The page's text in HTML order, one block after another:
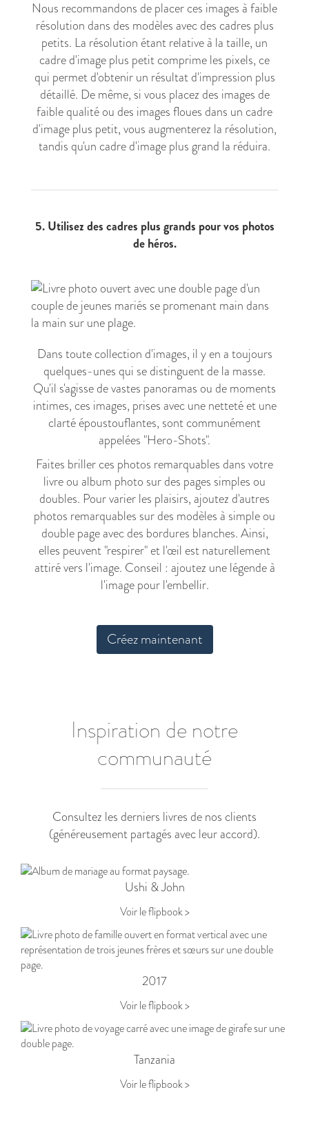
Nous recommandons de placer ces images à faible
résolution dans des modèles avec des cadres plus
petits. La résolution étant relative à la taille, un
cadre d'image plus petit comprime les pixels, ce
qui permet d'obtenir un résultat d'impression plus
détaillé. De même, si vous placez des images de
faible qualité ou des images floues dans un cadre
d'image plus petit, vous augmenterez la résolution,
tandis qu'un cadre d'image plus grand la réduira.
5. Utilisez des cadres plus grands pour vos photos
de héros.
Dans toute collection d'images, il y en a toujours
quelques-unes qui se distinguent de la masse.
Qu'il s'agisse de vastes panoramas ou de moments
intimes, ces images, prises avec une netteté et une
clarté époustouflantes, sont communément
appelées "Hero-Shots".
Faites briller ces photos remarquables dans votre
livre ou album photo sur des pages simples ou
doubles. Pour varier les plaisirs, ajoutez d'autres
photos remarquables sur des modèles à simple ou
double page avec des bordures blanches. Ainsi,
elles peuvent "respirer" et l'œil est naturellement
attiré vers l'image. Conseil : ajoutez une légende à
l'image pour l'embellir.
Créez maintenant
Inspiration de notre
communauté
Consultez les derniers livres de nos clients
(généreusement partagés avec leur accord).
Ushi & John
Voir le flipbook >
2017
Voir le flipbook >
Tanzania
Voir le flipbook >